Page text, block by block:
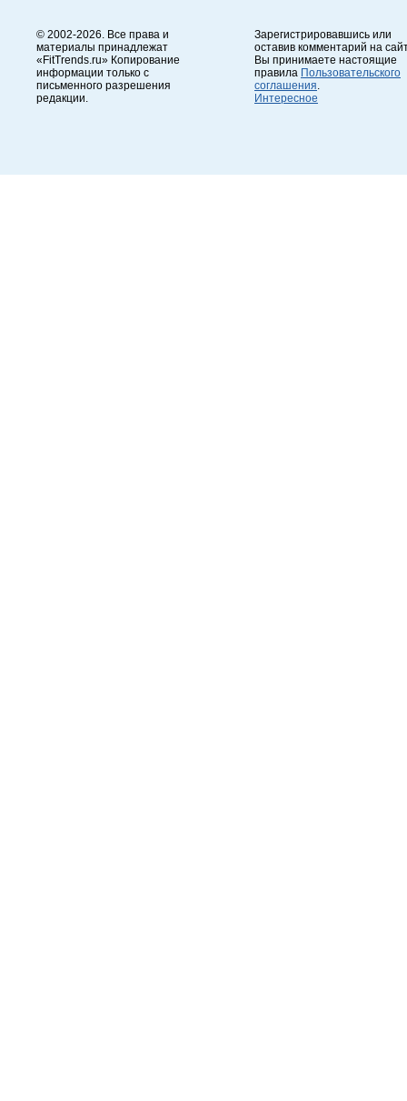
© 2002-2026. Все права и
материалы принадлежат
«FitTrends.ru» Копирование
информации только с
письменного разрешения
редакции.
Зарегистрировавшись или
оставив комментарий на
Вы принимаете настоящие
правила Пользовательского
соглашения
Интересное